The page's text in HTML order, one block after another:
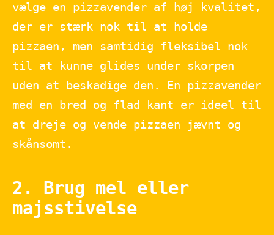
vælge en pizzavender af høj kvalitet,
der er stærk nok til at holde
pizzaen, men samtidig fleksibel nok
til at kunne glides under skorpen
uden at beskadige den. En pizzavender
med en bred og flad kant er ideel til
at dreje og vende pizzaen jævnt og
skånsomt.
2. Brug mel eller
majsstivelse